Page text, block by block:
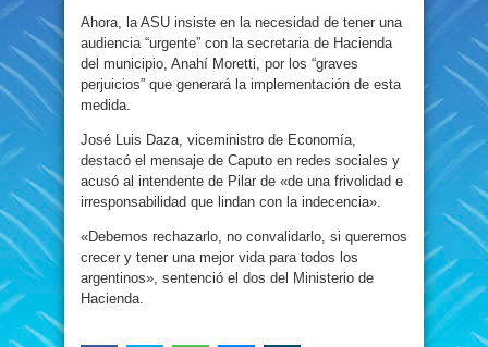
Ahora, la ASU insiste en la necesidad de tener una
audiencia “urgente” con la secretaria de Hacienda
del municipio, Anahí Moretti, por los “graves
perjuicios” que generará la implementación de esta
medida.
José Luis Daza, viceministro de Economía,
destacó el mensaje de Caputo en redes sociales y
acusó al intendente de Pilar de «de una frivolidad e
irresponsabilidad que lindan con la indecencia».
«Debemos rechazarlo, no convalidarlo, si queremos
crecer y tener una mejor vida para todos los
argentinos», sentenció el dos del Ministerio de
Hacienda.